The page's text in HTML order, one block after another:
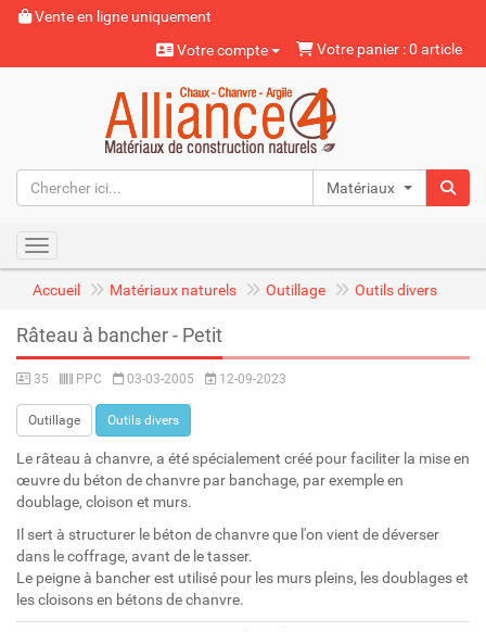
Vente en ligne uniquement
Votre compte
Votre panier : 0 article
Matériaux naturels
Toggle navigation
Accueil Matériaux naturels Outillage Outils divers
Râteau à bancher - Petit
35 PPC 03-03-2005 12-09-2023
Outillage Outils divers
Le râteau à chanvre, a été spécialement créé pour faciliter la mise en
œuvre du béton de chanvre par banchage, par exemple en
doublage, cloison et murs.
Il sert à structurer le béton de chanvre que l'on vient de déverser
dans le coffrage, avant de le tasser.
Le peigne à bancher est utilisé pour les murs pleins, les doublages et
les cloisons en bétons de chanvre.